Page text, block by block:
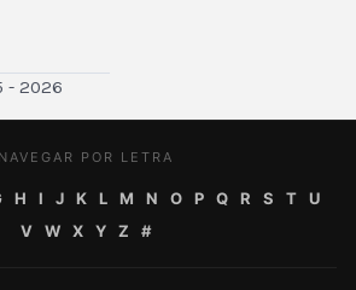
- 2026
NAVEGAR POR LETRA
H I J K L M N O P Q R S T
U
V
W X Y Z #